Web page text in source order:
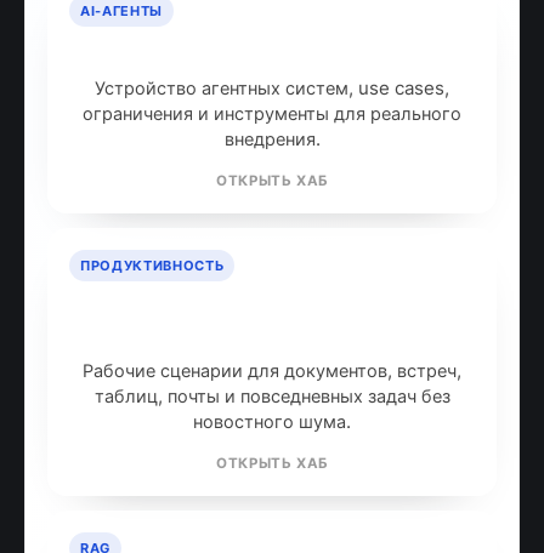
AI-АГЕНТЫ
Устройство агентных систем, use cases,
ограничения и инструменты для реального
внедрения.
ОТКРЫТЬ ХАБ
ПРОДУКТИВНОСТЬ
Рабочие сценарии для документов, встреч,
таблиц, почты и повседневных задач без
новостного шума.
ОТКРЫТЬ ХАБ
RAG